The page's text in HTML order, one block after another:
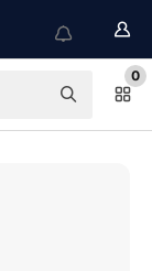
0